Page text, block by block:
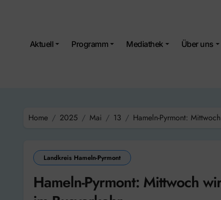
Aktuell Programm Mediathek Über uns
Home 2025 Mai 13 Hameln-Pyrmont:
Landkreis Hameln-Pyrmont
Hameln-Pyrmont: Mittwoch